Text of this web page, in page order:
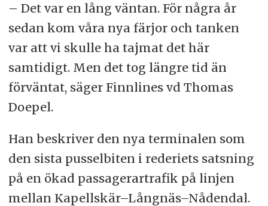
– Det var en lång väntan. För några år
sedan kom våra nya färjor och tanken
var att vi skulle ha tajmat det här
samtidigt. Men det tog längre tid än
förväntat, säger Finnlines vd Thomas
Doepel.
Han beskriver den nya terminalen som
den sista pusselbiten i rederiets satsning
på en ökad passagerartrafik på linjen
mellan Kapellskär–Långnäs–Nådendal.